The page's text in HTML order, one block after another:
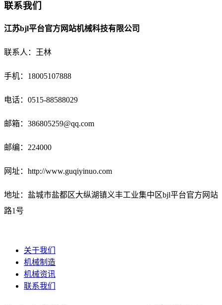
联系我们
江苏bjl平台官方网站机械科技有限公司
联系人：王林
手机：18005107888
电话： 0515-88588029
邮箱： 386805259@qq.com
邮编：224000
网址：http://www.guqiyinuo.com
地址：盐城市盐都区大纵湖镇义丰工业集中区bjl平台官方网站
路1号
关于我们
机械制造
机械资讯
联系我们